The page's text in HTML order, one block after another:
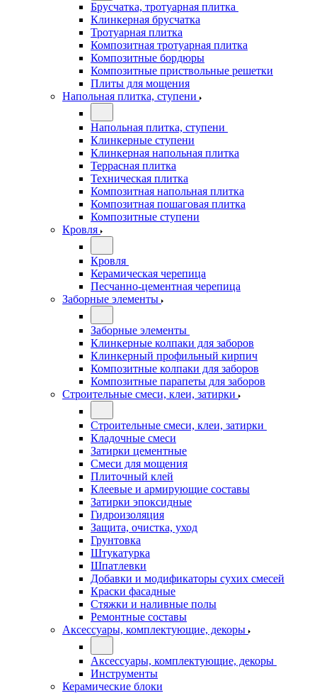
Брусчатка, тротуарная плитка
Клинкерная брусчатка
Тротуарная плитка
Композитная тротуарная плитка
Композитные бордюры
Композитные приствольные решетки
Плиты для мощения
Напольная плитка, ступени
Напольная плитка, ступени
Клинкерные ступени
Клинкерная напольная плитка
Террасная плитка
Техническая плитка
Композитная напольная плитка
Композитная пошаговая плитка
Композитные ступени
Кровля
Кровля
Керамическая черепица
Песчанно-цементная черепица
Заборные элементы
Заборные элементы
Клинкерные колпаки для заборов
Клинкерный профильный кирпич
Композитные колпаки для заборов
Композитные парапеты для заборов
Строительные смеси, клеи, затирки
Строительные смеси, клеи, затирки
Кладочные смеси
Затирки цементные
Смеси для мощения
Плиточный клей
Клеевые и армирующие составы
Затирки эпоксидные
Гидроизоляция
Защита, очистка, уход
Грунтовка
Штукатурка
Шпатлевки
Добавки и модификаторы сухих смесей
Краски фасадные
Стяжки и наливные полы
Ремонтные составы
Аксессуары, комплектующие, декоры
Аксессуары, комплектующие, декоры
Инструменты
Керамические блоки